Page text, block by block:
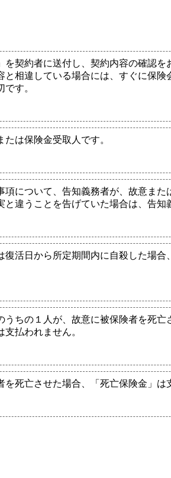
を契約者に送付し、契約内容の確認を
と相違している場合には、すぐに保険
す。
は保険金受取人です。
項について、告知義務者が、故意また
違うことを告げていた場合は、告知
復活日から所定期間内に自殺した場合
うちの１人が、故意に被保険者を死亡
払われません。
を死亡させた場合、「死亡保険金」は